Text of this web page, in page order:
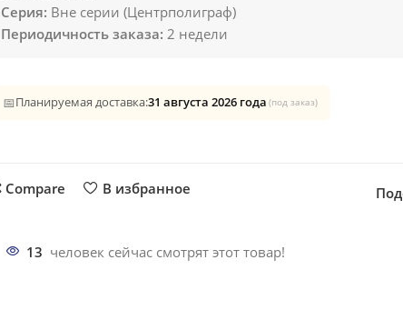
Серия: Вне серии (Центрполиграф)
Периодичность заказа: 2 недели
📅Планируемая доставка:31 августа 2026 года (под заказ)
Compare В избранное
13 человек сейчас смотрят этот товар!